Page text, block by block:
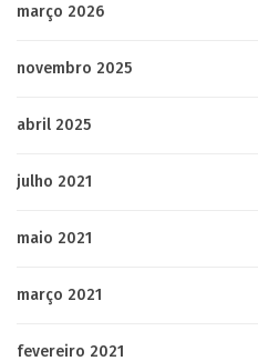
março 2026
novembro 2025
abril 2025
julho 2021
maio 2021
março 2021
fevereiro 2021